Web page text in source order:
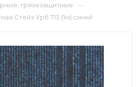
грязезащитные —
Стейз Урб 713 (1м) синий